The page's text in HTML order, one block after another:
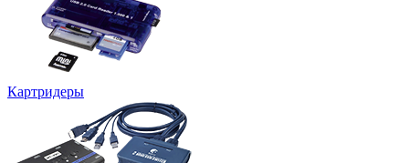
Картридеры